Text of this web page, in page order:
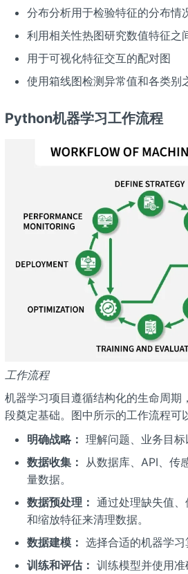
分布分析用于检验特征的分布情
利用相关性热图研究数值特征之
用于可视化特征交互的配对图
使用箱线图检测异常值和各类别
Python机器学习工作流程
工作流程
机器学习项目遵循结构化的生命周期
段奠定基础。图中所示的工作流程可
明确战略： 理解问题、业务目标
数据收集：
从数据库、API、传
量数据。
数据预处理： 通过处理缺失值
和缩放特征来清理数据。
数据建模： 选择合适的机器学习
训练和评估： 训练模型并使用